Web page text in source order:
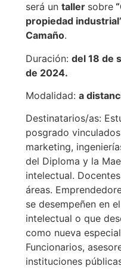
será un taller sobre
propiedad
Camaño.
Duración: del 18 de
de 2024.
Modalidad: a
Destinatarios/as:
posgrado
marketing,
del Diploma y la
intelectual.
áreas.
se desempeñen en
intelectual o que
como nueva
Funcionarios,
instituciones